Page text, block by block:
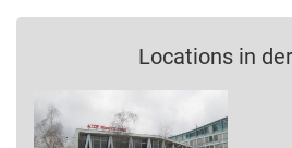
Locations in